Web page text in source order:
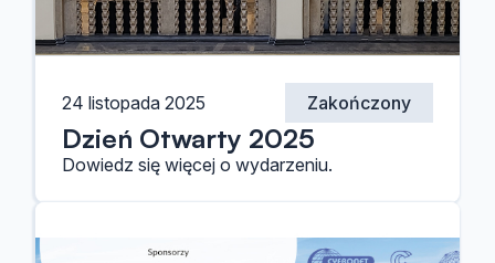
Zakończony
24 listopada 2025
Dzień Otwarty 2025
Dowiedz się więcej o wydarzeniu.